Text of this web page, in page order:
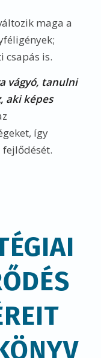
maga a
csapás is.
vágyó, tanulni
aki képes
így